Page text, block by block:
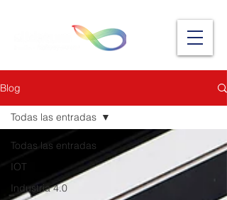
Blog
Todas las entradas
IOT
Industria 4.0
Todas las entradas